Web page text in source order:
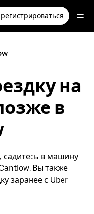
на
в
садитесь в машину
Вы также
заранее с Uber